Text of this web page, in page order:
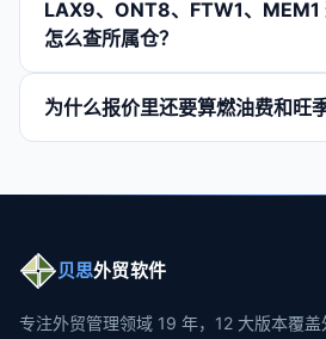
LAX9、ONT8、FTW1、MEM1
怎么查所属仓？
为什么报价里还要算燃油费和旺
贝思外贸软件
专注外贸管理领域 19 年，12 大版本覆